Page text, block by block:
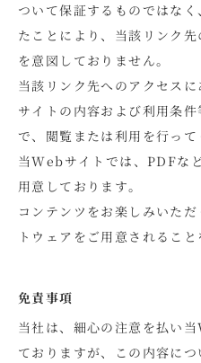
ついて保証するものではな
たことにより、当該リンク
を意図しておりません。
当該リンク先へのアクセス
サイトの内容および利用条
で、閲覧または利用を行って
当Webサイトでは、PDFな
用意しております。
コンテンツをお楽しみいた
トウェアをご用意されること
免責事項
当社は、細心の注意を払い
ておりますが、この内容に